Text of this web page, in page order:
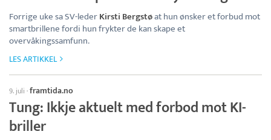
Forrige uke sa SV-lederKirsti Bergstøat hun ønsker et forbud mot
smartbrillene fordi hun frykter de kan skape et
overvåkingssamfunn.
LES ARTIKKEL
9. juli ·framtida.no
Tung: Ikkje aktuelt med forbod mot KI-
briller